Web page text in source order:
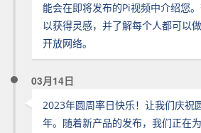
能会在即将发布的Pi视频中介绍您
以获得灵感，并了解每个人都可以
开放网络。
03月14日
2023年圆周率日快乐！让我们庆祝
年。随着新产品的发布，我们正在